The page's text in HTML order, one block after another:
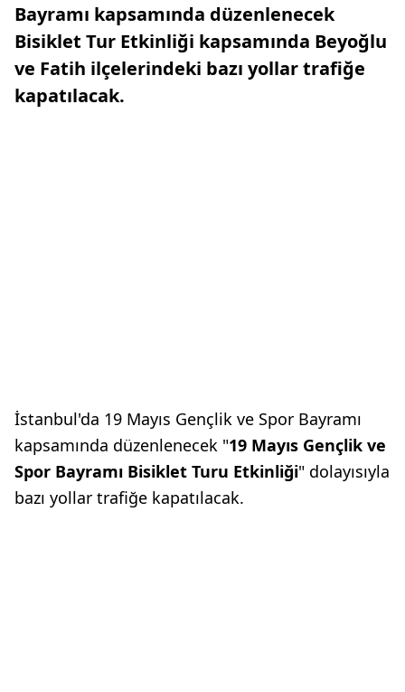
Bayramı kapsamında düzenlenecek
Bisiklet Tur Etkinliği kapsamında Beyoğlu
ve Fatih ilçelerindeki bazı yollar trafiğe
kapatılacak.
İstanbul'da 19 Mayıs Gençlik ve Spor Bayramı
kapsamında düzenlenecek "19 Mayıs Gençlik ve
Spor Bayramı Bisiklet Turu Etkinliği" dolayısıyla
bazı yollar trafiğe kapatılacak.